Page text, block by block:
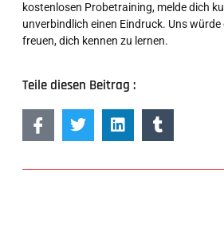
kostenlosen Probetraining, melde dich
unverbindlich einen Eindruck. Uns würde
freuen, dich kennen zu lernen.
Teile diesen Beitrag :